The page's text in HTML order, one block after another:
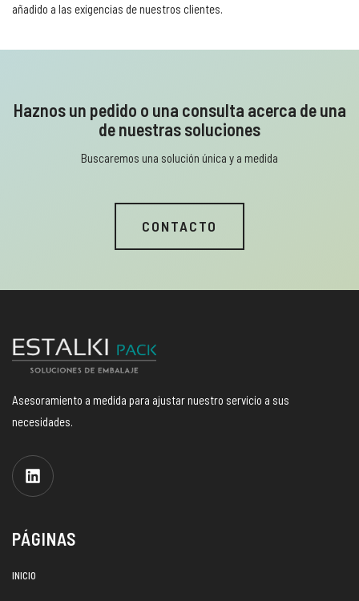
añadido a las exigencias de nuestros clientes.
Haznos un pedido o una consulta acerca de una
de nuestras soluciones
Buscaremos una solución única y a medida
CONTACTO
Asesoramiento a medida para ajustar nuestro servicio a sus
necesidades.
PÁGINAS
INICIO